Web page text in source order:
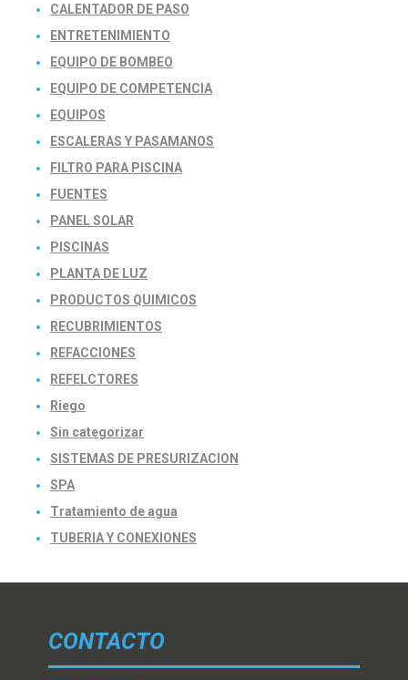
CALENTADOR DE PASO
ENTRETENIMIENTO
EQUIPO DE BOMBEO
EQUIPO DE COMPETENCIA
EQUIPOS
ESCALERAS Y PASAMANOS
FILTRO PARA PISCINA
FUENTES
PANEL SOLAR
PISCINAS
PLANTA DE LUZ
PRODUCTOS QUIMICOS
RECUBRIMIENTOS
REFACCIONES
REFELCTORES
Riego
Sin categorizar
SISTEMAS DE PRESURIZACION
SPA
Tratamiento de agua
TUBERIA Y CONEXIONES
CONTACTO